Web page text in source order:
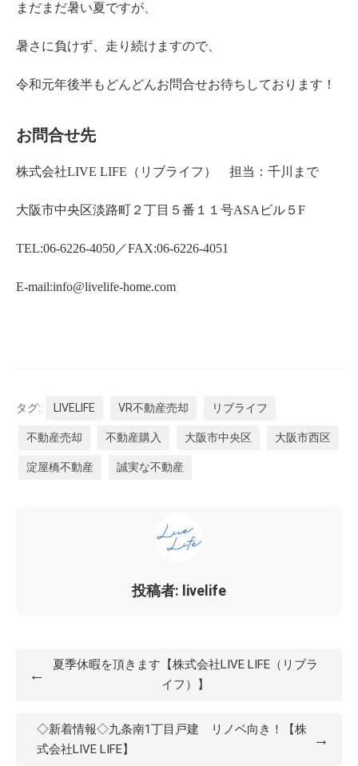
まだまだ暑い夏ですが、
暑さに負けず、走り続けますので、
令和元年後半もどんどんお問合せお待ちしております！
お問合せ先
株式会社LIVE LIFE（リブライフ） 担当：千川まで
大阪市中央区淡路町２丁目５番１１号ASAビル５F
TEL:06-6226-4050／FAX:06-6226-4051
E-mail:info@livelife-home.com
タグ: LIVELIFE VR不動産売却 リブライフ
不動産売却 不動産購入 大阪市中央区 大阪市西区
淀屋橋不動産 誠実な不動産
投稿者: livelife
←
夏季休暇を頂きます【株式会社LIVE LIFE（リブラ
イフ）】
◇新着情報◇九条南1丁目戸建 リノベ向き！【株
式会社LIVE LIFE】
→